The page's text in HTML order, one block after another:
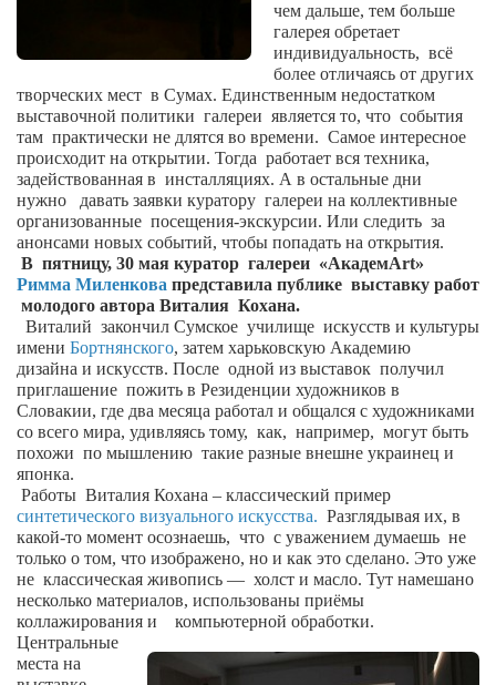
Лариса Ильченко
Орест Коваль
Тамара Кубракова
Елена Мельник
Вера Паненко
Семён Салатенко
Сергей Шепилов
Актёры
Валентин Бурый
Артём Мяус
Барды
Владимир Айзенберг
Игорь Добровольский
Ольга Козаченко
Оксана Скоробагатская
чем дальше, тем больше
галерея обретает
индивидуальность, всё
более отличаясь от других
творческих мест в Сумах. Единственным недостатком
выставочной политики галереи является то, что события
там практически не длятся во времени. Самое интересное
происходит на открытии. Тогда работает вся техника,
задействованная в инсталляциях. А в остальные дни
нужно
давать заявки куратору галереи на коллективные
организованные посещения-экскурсии. Или следить за
анонсами новых событий, чтобы попадать на открытия.
В пятницу, 30 мая куратор галереи «АкадемArt»
Римма Миленкова представила публике выставку работ
молодого автора Виталия Кохана.
Виталий закончил Сумское училище искусств и культуры
имени Бортнянского, затем харьковскую Академию
дизайна и искусств. После одной из выставок получил
приглашение пожить в Резиденции художников в
Словакии, где два месяца работал и общался с художниками
со всего мира, удивляясь тому, как, например, могут быть
похожи по мышлению такие разные внешне украинец и
японка.
Работы Виталия Кохана – классический пример
синтетического визуального искусства. Разглядывая их, в
какой-то момент осознаешь, что с уважением думаешь не
только о том, что изображено, но и как это сделано. Это уже
не классическая живопись — холст и масло. Тут намешано
несколько материалов, использованы приёмы
коллажирования и
компьютерной обработки.
Центральные
места на